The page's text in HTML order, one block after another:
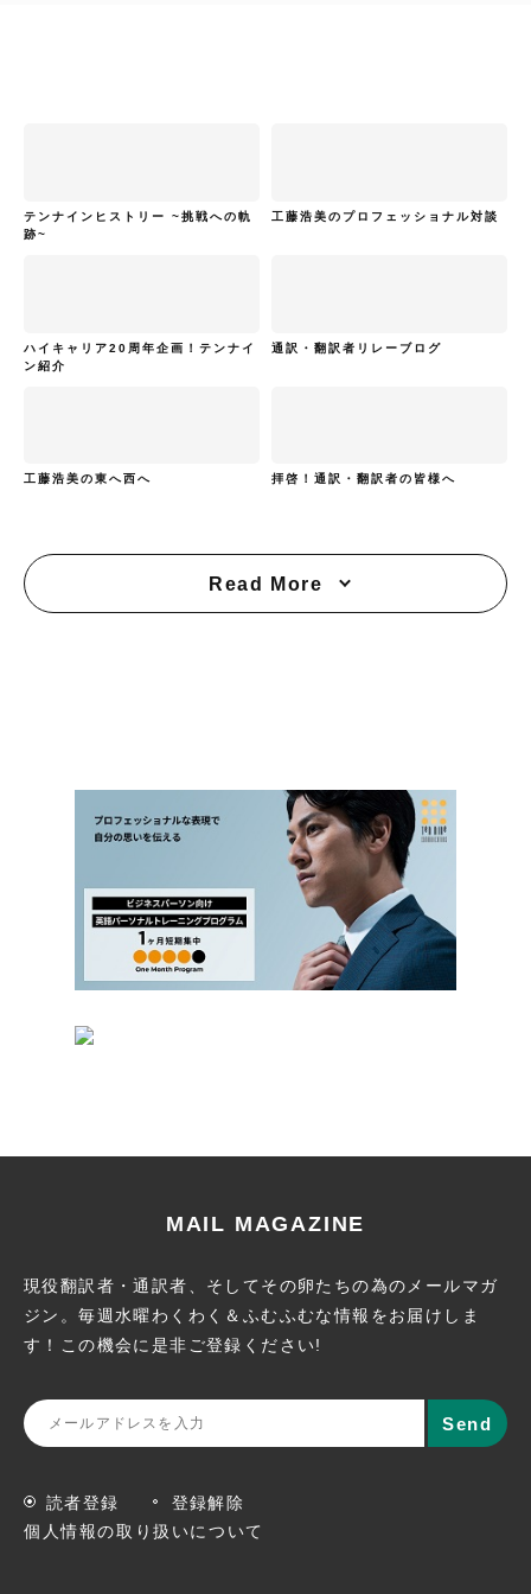
テンナインヒストリー ~挑戦への軌
跡~
工藤浩美のプロフェッショナル対談
ハイキャリア20周年企画！テンナイ
ン紹介
通訳・翻訳者リレーブログ
工藤浩美の東へ西へ 拝啓！通訳・翻訳者の皆様へ
Read More
MAIL MAGAZINE
現役翻訳者・通訳者、そしてその卵たちの為のメールマガ
ジン。毎週水曜わくわく＆ふむふむな情報をお届けしま
す！この機会に是非ご登録ください!
読者登録
登録解除
個人情報の取り扱いについて